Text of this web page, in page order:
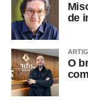
de
O